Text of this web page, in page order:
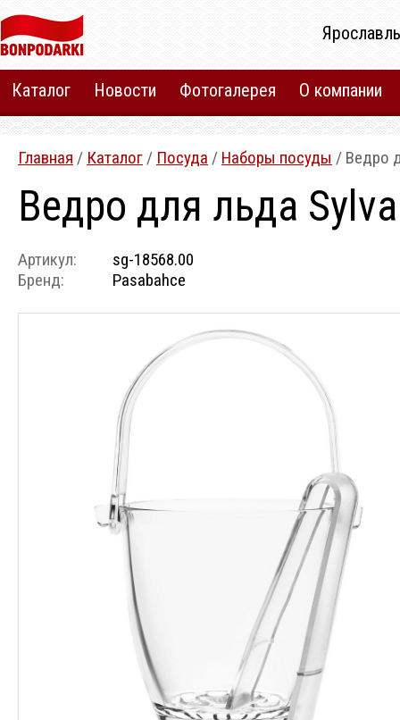
Каталог Новости Фотогалерея О компании
Главная / Каталог / Посуда / Наборы посуды / Ведро
Ведро для льда
Артикул:
Бренд:
sg-18568.00
Pasabahce